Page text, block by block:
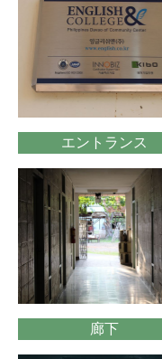
エントランス
廊下